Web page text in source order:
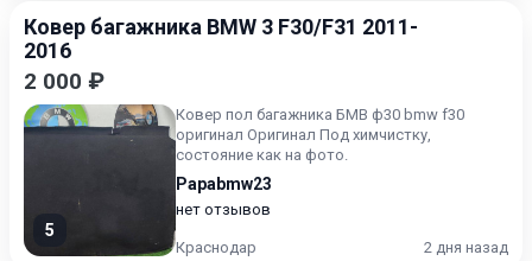
Ковер багажника BMW 3 F30/F31 2011-
2016
2 000 ₽
5
Ковер пол багажника БМВ ф30 bmw f30
оригинал Оригинал Под химчистку,
состояние как на фото.
Papabmw23
нет отзывов
Краснодар 2 дня назад